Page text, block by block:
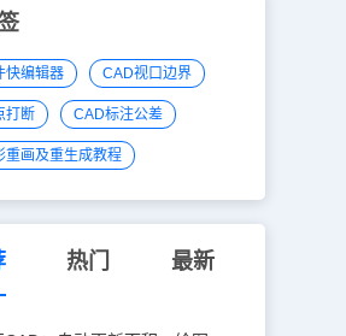
快编辑器 CAD视口边界
打断 CAD标注公差
重画及重生成教程
热门 最新